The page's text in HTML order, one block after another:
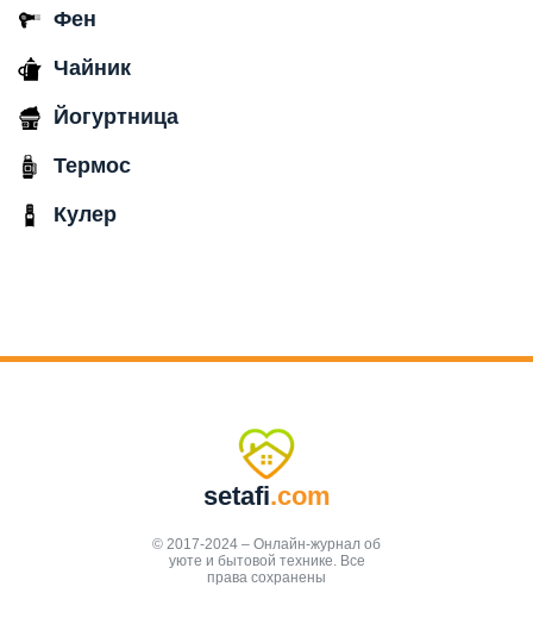
Фен
Чайник
Йогуртница
Термос
Кулер
setafi.com
© 2017-2024 – Онлайн-журнал об
уюте и бытовой технике. Все
права сохранены